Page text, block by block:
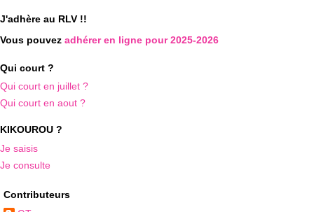
J'adhère au RLV !!
Vous pouvez adhérer en ligne pour 2025-2026
Qui court ?
Qui court en juillet ?
Qui court en aout ?
KIKOUROU ?
Je saisis
Je consulte
Contributeurs